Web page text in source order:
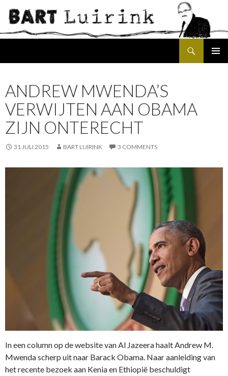
ANDREW MWENDA’S
VERWIJTEN AAN OBAMA
ZIJN ONTERECHT
31 JULI 2015 BART LUIRINK 3 COMMENTS
In een column op de website van Al Jazeera haalt Andrew M.
Mwenda scherp uit naar Barack Obama. Naar aanleiding van
het recente bezoek aan Kenia en Ethiopië beschuldigt